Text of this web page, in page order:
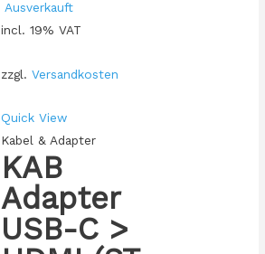
Ausverkauft
incl. 19% VAT
zzgl. Versandkosten
Quick View
Kabel & Adapter
KAB
Adapter
USB-C >